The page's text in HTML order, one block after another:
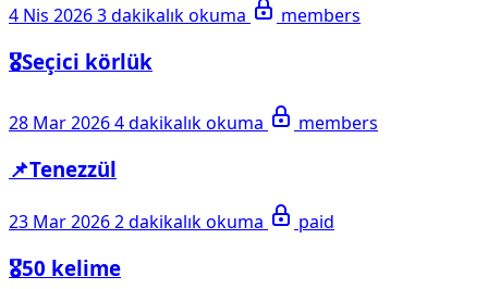
4 Nis 20263 dakikalık okuma members
🎖️Seçici körlük
28 Mar 20264 dakikalık okuma members
📌Tenezzül
23 Mar 20262 dakikalık okuma paid
🎖️50 kelime